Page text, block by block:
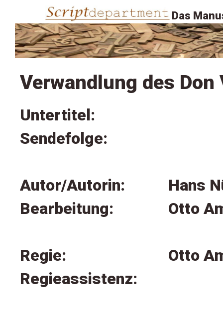
Das
Verwandlung des Don
Untertitel:
Sendefolge:
Autor/Autorin:
Hans
Bearbeitung:
Otto
Regie:
Otto
Regieassistenz: